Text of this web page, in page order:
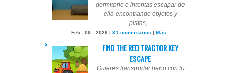
dormitorio e intentas escapar de
ella encontrando objetos y
pistas,...
Feb - 09 - 2026 | 31 comentarios | Más
FIND THE RED TRACTOR KEY
ESCAPE
Quieres transportar heno con tu